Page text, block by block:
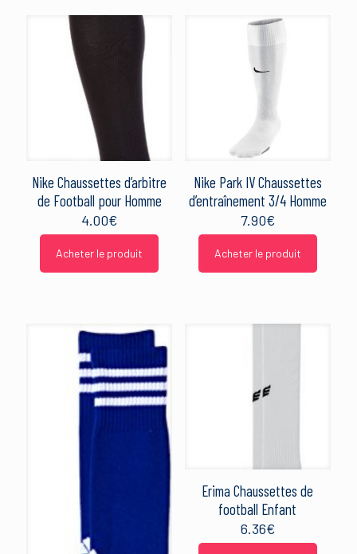
Nike Chaussettes d’arbitre
de Football pour Homme
4.00€
Acheter le produit
Nike Park IV Chaussettes
d’entraînement 3/4 Homme
7.90€
Acheter le produit
Erima Chaussettes de
football Enfant
6.36€